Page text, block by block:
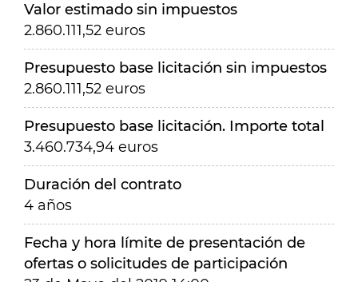
Valor estimado sin impuestos
2.860.111,52 euros
Presupuesto base licitación sin impuestos
2.860.111,52 euros
Presupuesto base licitación. Importe total
3.460.734,94 euros
Duración del contrato
4 años
Fecha y hora límite de presentación de
ofertas o solicitudes de participación